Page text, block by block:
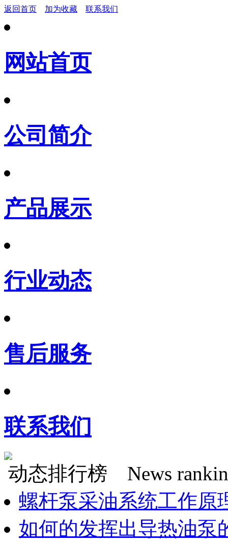
返回首页 加为收藏 联系我们
网站首页
公司简介
产品展示
行业动态
售后服务
联系我们
动态排行榜
News
螺杆泵采油系统工作原
如何的发挥出导热油泵